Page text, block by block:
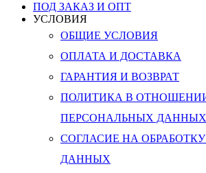
ПОД ЗАКАЗ И ОПТ
УСЛОВИЯ
ОБЩИЕ УСЛОВИЯ
ОПЛАТА И ДОСТАВКА
ГАРАНТИЯ И ВОЗВРАТ
ПОЛИТИКА В
ПЕРСОНАЛЬНЫХ ДАННЫХ
СОГЛАСИЕ НА
ДАННЫХ